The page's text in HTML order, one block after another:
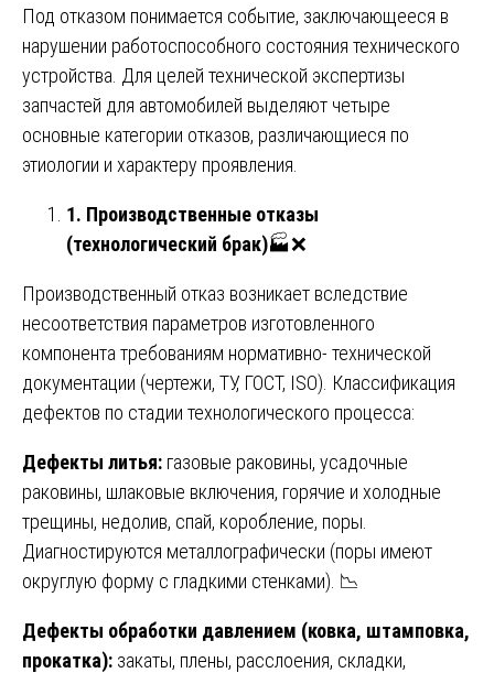
Под отказом понимается событие, заключающееся в
нарушении работоспособного состояния технического
устройства. Для целей технической экспертизы
запчастей для автомобилей выделяют четыре
основные категории отказов, различающиеся по
этиологии и характеру проявления.
1. Производственные отказы
(технологический брак)🏭❌
Производственный отказ возникает вследствие
несоответствия параметров изготовленного
компонента требованиям нормативно- технической
документации (чертежи, ТУ, ГОСТ, ISO). Классификация
дефектов по стадии технологического процесса:
Дефекты литья: газовые раковины, усадочные
раковины, шлаковые включения, горячие и холодные
трещины, недолив, спай, коробление, поры.
Диагностируются металлографически (поры имеют
округлую форму с гладкими стенками). 📉
Дефекты обработки давлением (ковка, штамповка,
прокатка): закаты, плены, расслоения, складки,